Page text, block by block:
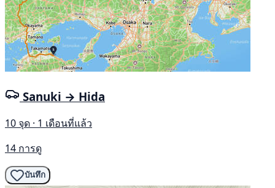
Sanuki → Hida
10 จุด · 1 เดือนที่แล้ว
14 การดู
บันทึก